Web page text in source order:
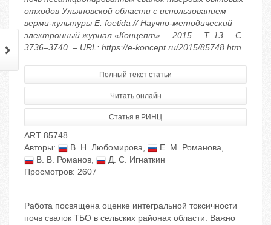
отходов Ульяновской области с использованием
верми-культуры E. foetida // Научно-методический
электронный журнал «Концепт». – 2015. – Т. 13. – С.
3736–3740. – URL: https://e-koncept.ru/2015/85748.htm
Полный текст статьи
Читать онлайн
Статья в РИНЦ
ART 85748
Авторы:
В. Н. Любомирова, Е. М. Романова,
В. В. Романов,
Д. С. Игнаткин
Просмотров: 2607
Работа посвящена оценке интегральной токсичности
почв свалок ТБО в сельских районах области. Важно